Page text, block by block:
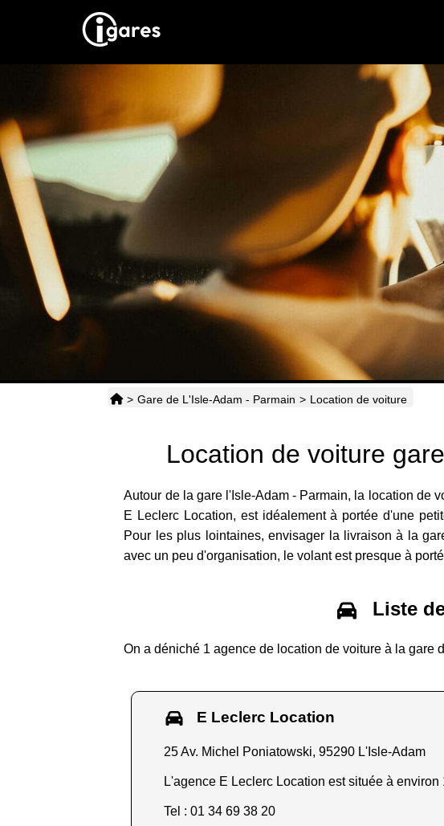
> Gare de L'Isle-Adam - Parmain > Location de voiture
Location de voiture
Autour de la gare l'Isle-Adam - Parmain, la location de
E Leclerc Location, est idéalement à portée d'une
Pour les plus lointaines, envisager la livraison à la
avec un peu d'organisation, le volant est presque à
Liste
On a déniché 1 agence de location de voiture à la gare
E Leclerc Location
25 Av. Michel Poniatowski, 95290 L'Isle-Adam
L'agence E Leclerc Location est située à environ
Tel : 01 34 69 38 20